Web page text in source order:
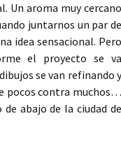
Un aroma muy cercano
juntarnos un par de
idea sensacional. Pero
el proyecto se va
se van refinando y
pocos contra muchos…
abajo de la ciudad de